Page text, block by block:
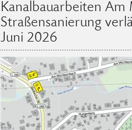
Kanalbauarbeiten Am
Straßensanierung
Juni 2026